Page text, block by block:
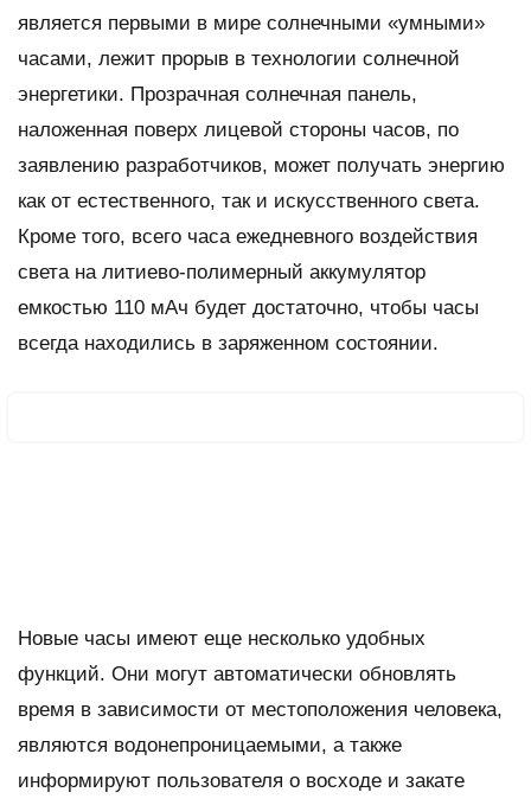
является первыми в мире солнечными «умными»
часами, лежит прорыв в технологии солнечной
энергетики. Прозрачная солнечная панель,
наложенная поверх лицевой стороны часов, по
заявлению разработчиков, может получать энергию
как от естественного, так и искусственного света.
Кроме того, всего часа ежедневного воздействия
света на литиево-полимерный аккумулятор
емкостью 110 мАч будет достаточно, чтобы часы
всегда находились в заряженном состоянии.
Новые часы имеют еще несколько удобных
функций. Они могут автоматически обновлять
время в зависимости от местоположения человека,
являются водонепроницаемыми, а также
информируют пользователя о восходе и закате